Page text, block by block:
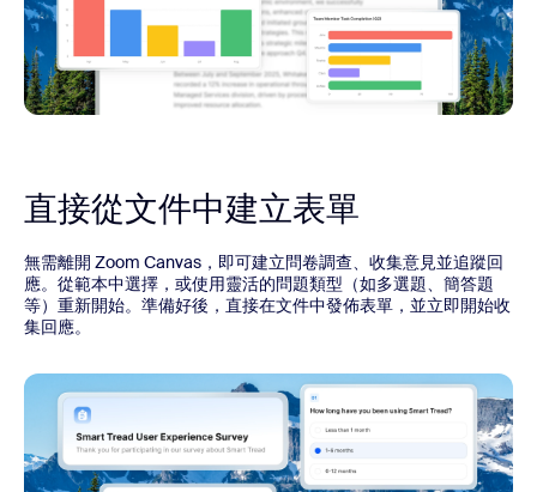
直接從文件中建立表單
無需離開 Zoom Canvas，即可建立問卷調查、收集意見並追蹤回
應。從範本中選擇，或使用靈活的問題類型（如多選題、簡答題
等）重新開始。準備好後，直接在文件中發佈表單，並立即開始收
集回應。